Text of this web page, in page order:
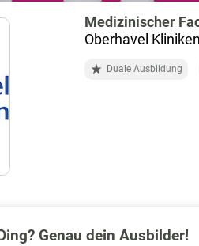
Medizinischer
Oberhavel
Duale Ausbildung
Genau dein Ausbilder!